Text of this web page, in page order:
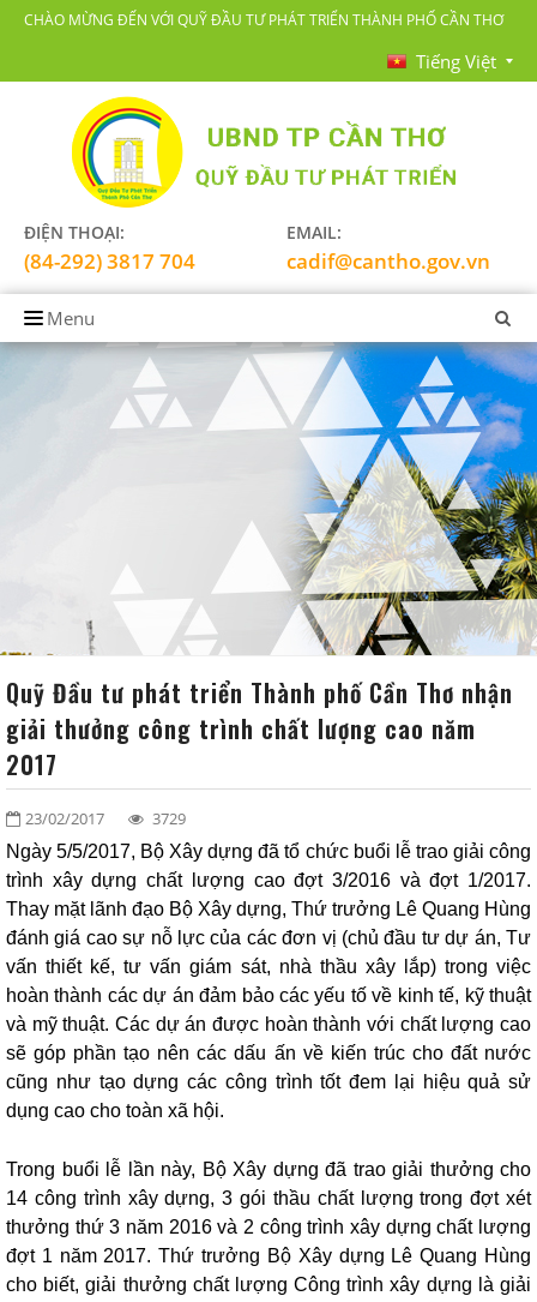
CHÀO MỪNG ĐẾN VỚI QUỸ ĐẦU TƯ PHÁT TRIỂN THÀNH PHỐ CẦN THƠ
Tiếng Việt
ĐIỆN THOẠI:
(84-292) 3817 704
EMAIL:
cadif@cantho.gov.vn
Menu
ĐỐI TÁC - KHÁCH HÀNG
LIÊN HỆ
SƠ ĐỒ TỔ CHỨC
Quỹ Đầu tư phát triển Thành phố Cần Thơ nhận
giải thưởng công trình chất lượng cao năm
2017
23/02/2017 3729
Ngày 5/5/2017, Bộ Xây dựng đã tổ chức buổi lễ trao giải công
trình xây dựng chất lượng cao đợt 3/2016 và đợt 1/2017.
Thay mặt lãnh đạo Bộ Xây dựng, Thứ trưởng Lê Quang Hùng
đánh giá cao sự nỗ lực của các đơn vị (chủ đầu tư dự án, Tư
vấn thiết kế, tư vấn giám sát, nhà thầu xây lắp) trong việc
hoàn thành các dự án đảm bảo các yếu tố về kinh tế, kỹ thuật
và mỹ thuật. Các dự án được hoàn thành với chất lượng cao
sẽ góp phần tạo nên các dấu ấn về kiến trúc cho đất nước
cũng như tạo dựng các công trình tốt đem lại hiệu quả sử
dụng cao cho toàn xã hội.
Trong buổi lễ lần này, Bộ Xây dựng đã trao giải thưởng cho
14 công trình xây dựng, 3 gói thầu chất lượng trong đợt xét
thưởng thứ 3 năm 2016 và 2 công trình xây dựng chất lượng
đợt 1 năm 2017. Thứ trưởng Bộ Xây dựng Lê Quang Hùng
cho biết, giải thưởng chất lượng Công trình xây dựng là giải